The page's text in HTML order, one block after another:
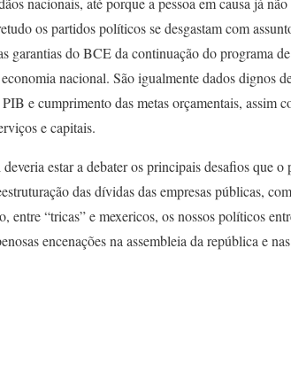
os partidos políticos se desgastam com
garantias do BCE da continuação do programa
nacional. São igualmente dados dignos
e cumprimento das metas orçamentais, assim
e capitais.
estar a debater os principais desafios que
das dívidas das empresas públicas,
entre “tricas” e mexericos, os nossos políticos
encenações na assembleia da república e